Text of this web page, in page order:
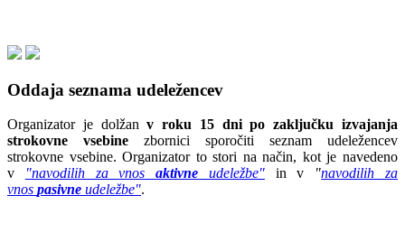
Oddaja seznama udeležencev
Organizator je dolžanv roku 15 dni po zaključku izvajanja
strokovne vsebine zbornici sporočiti seznam udeležencev
strokovne vsebine. Organizator to stori na način, kot je navedeno
v
"navodilih za vnosaktivne udeležbe"in v "navodilih za
vnos pasivne udeležbe".